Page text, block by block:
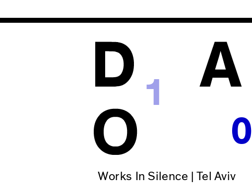
1
0
Works In Silence | Tel Aviv